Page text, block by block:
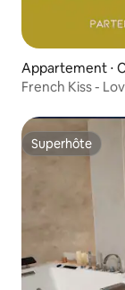
Appartement ⋅
French Kiss -
Superhôte
Superhôte